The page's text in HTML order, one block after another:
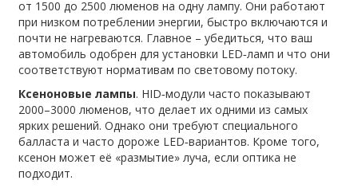
от 1500 до 2500 люменов на одну лампу. Они работают
при низком потреблении энергии, быстро включаются и
почти не нагреваются. Главное – убедиться, что ваш
автомобиль одобрен для установки LED‑ламп и что они
соответствуют нормативам по световому потоку.
Ксеноновые лампы. HID‑модули часто показывают
2000–3000 люменов, что делает их одними из самых
ярких решений. Однако они требуют специального
балласта и часто дороже LED‑вариантов. Кроме того,
ксенон может её «размытие» луча, если оптика не
подходит.